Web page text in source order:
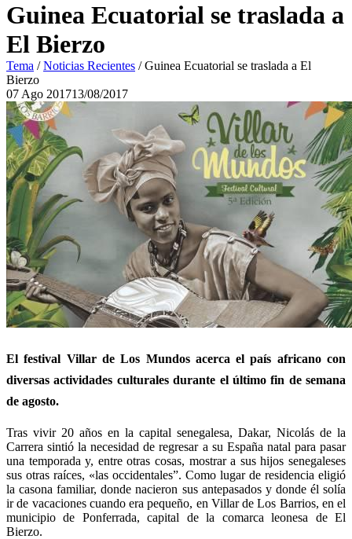
Guinea Ecuatorial se traslada a
El Bierzo
Tema /Noticias Recientes /Guinea Ecuatorial se traslada a El
Bierzo
07 Ago 201713/08/2017
El festival Villar de Los Mundos acerca el país africano con
diversas actividades culturales durante el último fin de semana
de agosto.
Tras vivir 20 años en la capital senegalesa, Dakar, Nicolás de la
Carrera sintió la necesidad de regresar a su España natal para pasar
una temporada y, entre otras cosas, mostrar a sus hijos senegaleses
sus otras raíces, «las occidentales”. Como lugar de residencia eligió
la casona familiar, donde nacieron sus antepasados y donde él solía
ir de vacaciones cuando era pequeño, en Villar de Los Barrios, en el
municipio de Ponferrada, capital de la comarca leonesa de El
Bierzo.